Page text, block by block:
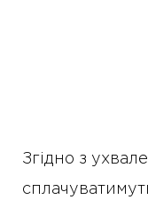
Згідно з